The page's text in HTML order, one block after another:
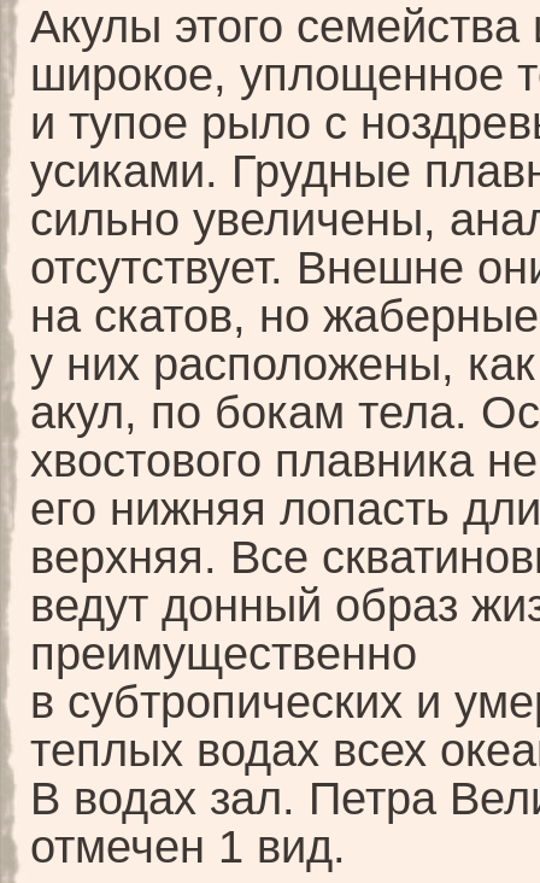
Акулы этого
широкое, уплощенное
и тупое рыло с
усиками. Грудные
сильно увеличены,
отсутствует. Внешне
на скатов, но
у них расположены,
акул, по бокам тела.
хвостового плавника
его нижняя лопасть
верхняя. Все
ведут донный образ
преимущественно
в субтропических и
теплых водах всех
В водах зал. Петра
отмечен 1 вид.